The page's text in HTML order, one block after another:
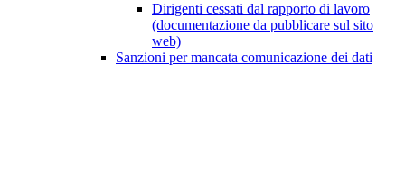
Dirigenti cessati dal rapporto di lavoro
(documentazione da pubblicare sul sito
web)
Sanzioni per mancata comunicazione dei dati